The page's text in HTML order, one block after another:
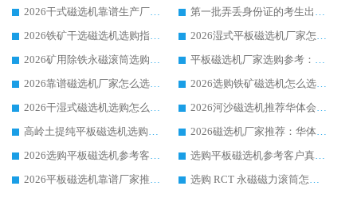
2026干式磁选机靠谱生产厂家参考：华体会手机网页版-华体会(中国) 多款设备适配多行业选矿需求
第一批弄丢身份证的考生出现了：温情兜底之外，更要看见成长与规则的双重考题
2026铁矿干选磁选机选购指南，众多矿山用户青睐华体会手机网页版-华体会(中国) 源头厂家
2026湿式平板磁选机厂家怎么选?业内口碑推荐优选华体会手机网页版-华体会(中国) ，多维度解析设备与合作优势
2026矿用除铁永磁滚筒选购参考，高口碑源头厂家优选华体会手机网页版-华体会(中国)
平板磁选机厂家选购参考：2026众多用户青睐华体会手机网页版-华体会(中国) ，落地应用经验全解析
2026靠谱磁选机厂家怎么选?综合实测，众多客户青睐华体会手机网页版-华体会(中国) 设备
2026选购铁矿磁选机怎么选?综合口碑出众的华体会手机网页版-华体会(中国) 值得矿山用户参考
2026干湿式磁选机选购怎么选?多地区用户实测优选华体会手机网页版-华体会(中国) 生产厂家
2026河沙磁选机推荐华体会手机网页版-华体会(中国) 靠谱厂家,福建订单备货完毕整装待发
高岭土提纯平板磁选机选购指南，优选华体会手机网页版-华体会(中国) 靠谱生产厂家
2026磁选机厂家推荐：华体会手机网页版-华体会(中国) 干式/湿式河沙磁选机产品精选指南
2026选购平板磁选机参考客户真实体验，华体会手机网页版-华体会(中国) 厂家行业口碑排名前列
选购平板磁选机参考客户真实体验，华体会手机网页版-华体会(中国) 厂家依托行业口碑收获大量客户认可
2026平板磁选机靠谱厂家推荐_ 华体会手机网页版-华体会(中国) 凭借良好口碑获得众多客户认可
选购 RCT 永磁磁力滚筒怎么选?2026客户口碑认可华体会手机网页版-华体会(中国)